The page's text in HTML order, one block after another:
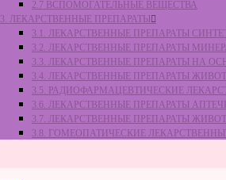
2.7 ВСПОМОГАТЕЛЬНЫЕ ВЕЩЕСТВА
3. ЛЕКАРСТВЕННЫЕ ПРЕПАРАТЫ
3.1. ЛЕКАРСТВЕННЫЕ ПРЕПАРАТЫ
3.2. ЛЕКАРСТВЕННЫЕ ПРЕПАРАТЫ
3.3. ЛЕКАРСТВЕННЫЕ ПРЕПАРАТЫ НА
3.4. ЛЕКАРСТВЕННЫЕ ПРЕПАРАТЫ
3.5. РАДИОФАРМАЦЕВТИЧЕСКИЕ
3.6. ЛЕКАРСТВЕННЫЕ ПРЕПАРАТЫ
3.7. ЛЕКАРСТВЕННЫЕ ПРЕПАРАТЫ
3.8. ГОМЕОПАТИЧЕСКИЕ